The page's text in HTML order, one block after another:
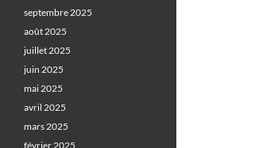
septembre 2025
août 2025
juillet 2025
juin 2025
mai 2025
avril 2025
mars 2025
février 2025